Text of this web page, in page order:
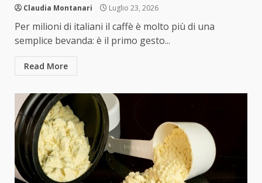
Claudia Montanari Luglio 23, 2026
Per milioni di italiani il caffè è molto più di una
semplice bevanda: è il primo gesto...
Read More